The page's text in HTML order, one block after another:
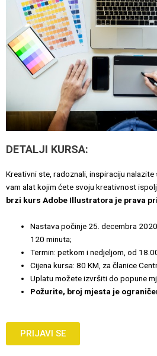
DETALJI KURSA:
Kreativni ste, radoznali, inspiraciju
vam alat kojim ćete svoju kreativnost
brzi kurs Adobe Illustratora je prava
Nastava počinje 25. decembra
120 minuta;
Termin: petkom i nedjeljom, od
Cijena kursa: 80 KM, za članice
Uplatu možete izvršiti do popune
Požurite, broj mjesta je
PRIJAVI SE